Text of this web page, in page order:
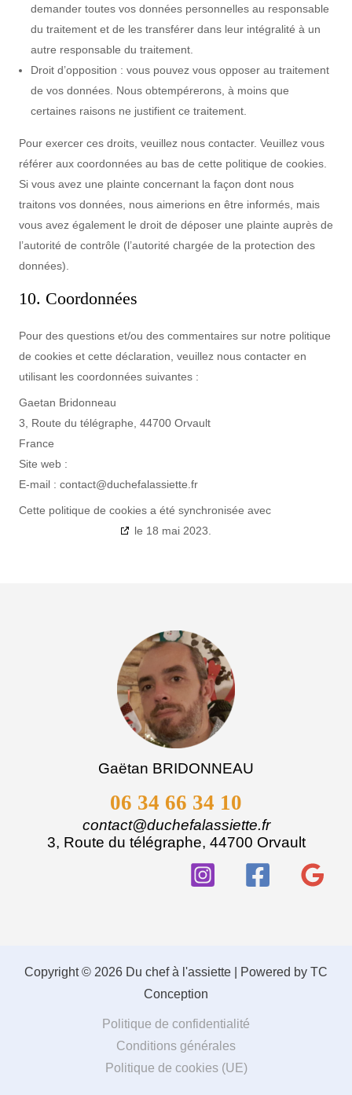
demander toutes vos données personnelles au responsable
du traitement et de les transférer dans leur intégralité à un
autre responsable du traitement.
Droit d’opposition : vous pouvez vous opposer au traitement
de vos données. Nous obtempérerons, à moins que
certaines raisons ne justifient ce traitement.
Pour exercer ces droits, veuillez nous contacter. Veuillez vous
référer aux coordonnées au bas de cette politique de cookies.
Si vous avez une plainte concernant la façon dont nous
traitons vos données, nous aimerions en être informés, mais
vous avez également le droit de déposer une plainte auprès de
l’autorité de contrôle (l’autorité chargée de la protection des
données).
10. Coordonnées
Pour des questions et/ou des commentaires sur notre politique
de cookies et cette déclaration, veuillez nous contacter en
utilisant les coordonnées suivantes :
Gaetan Bridonneau
3, Route du télégraphe, 44700 Orvault
France
Site web :
E-mail : contact@duchefalassiette.fr
Cette politique de cookies a été synchronisée avec
le 18 mai 2023.
Gaëtan BRIDONNEAU
06 34 66 34 10
contact@duchefalassiette.fr
3, Route du télégraphe, 44700 Orvault
Copyright © 2026 Du chef à l'assiette | Powered by TC
Conception
Politique de confidentialité
Conditions générales
Politique de cookies (UE)